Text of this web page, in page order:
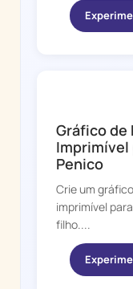
Gráfico de
Imprimível
Penico
Crie um
imprimível
filho....